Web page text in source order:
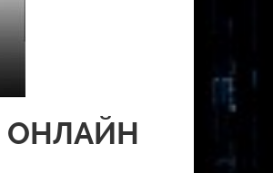
ОНЛАЙН